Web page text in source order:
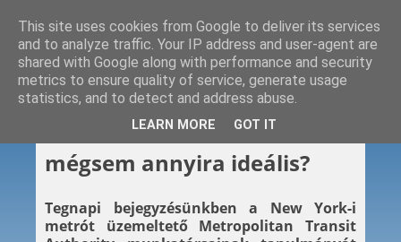
2013. 07. 17.
Az ideális metrókocsi –
mégsem annyira ideális?
Tegnapi bejegyzésünkben a New York-i
metrót üzemeltető Metropolitan Transit
This site uses cookies from Google to deliver its services
and to analyze traffic. Your IP address and user-agent are
shared with Google along with performance and security
metrics to ensure quality of service, generate usage
statistics, and to detect and address abuse.
LEARN MORE GOT IT